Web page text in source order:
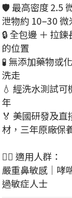
🛡️ 最高密度 2.5
泄物約 10–30
🔒 全包邊 ＋ 拉
的位置
🧪 無添加藥物或
洗走
💧 經洗水測試
年
🏅 美國研發及直
材，三年原廠保
💁‍♀️ 適用人群：
嚴重鼻敏感｜哮
過敏症人士